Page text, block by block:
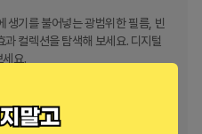
생기를 불어넣는 광범위한 필름, 빈
컬렉션을 탐색해 보세요. 디지털
세요.
세요. 사진이 더 구식으로 보일 것